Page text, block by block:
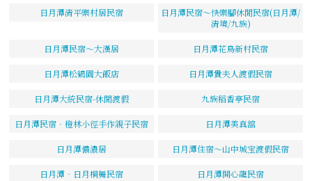
日月潭清平樂村居民宿
日月潭民宿～快樂腳休閒民宿(日月潭/
清境/九族)
日月潭民宿～大漢居 日月潭花鳥新村民宿
日月潭松鶴園大飯店 日月潭貴夫人渡假民宿
日月潭大統民宿-休閒渡假 九族稻香亭民宿
日月潭民宿‧橙林小徑手作親子民宿 日月潭美真舘
日月潭儂濃居 日月潭住宿～山中城宝渡假民宿
日月潭‧日月桐舞民宿 日月潭開心龍民宿